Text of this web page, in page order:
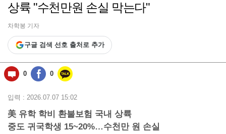
동)
상륙 "수천만원 손실 막는다"
차학봉 기자
구글 검색 선호 출처로 추가
0 0
입력 : 2026.07.07 15:02
美 유학 학비 환불보험 국내 상륙
중도 귀국학생 15~20%…수천만 원 손실